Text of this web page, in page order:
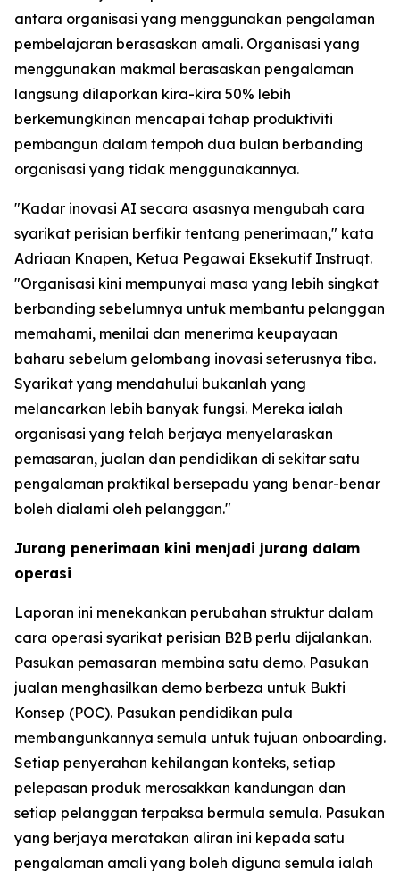
antara organisasi yang menggunakan pengalaman
pembelajaran berasaskan amali. Organisasi yang
menggunakan makmal berasaskan pengalaman
langsung dilaporkan kira-kira 50% lebih
berkemungkinan mencapai tahap produktiviti
pembangun dalam tempoh dua bulan berbanding
organisasi yang tidak menggunakannya.
"Kadar inovasi AI secara asasnya mengubah cara
syarikat perisian berfikir tentang penerimaan," kata
Adriaan Knapen, Ketua Pegawai Eksekutif Instruqt.
"Organisasi kini mempunyai masa yang lebih singkat
berbanding sebelumnya untuk membantu pelanggan
memahami, menilai dan menerima keupayaan
baharu sebelum gelombang inovasi seterusnya tiba.
Syarikat yang mendahului bukanlah yang
melancarkan lebih banyak fungsi. Mereka ialah
organisasi yang telah berjaya menyelaraskan
pemasaran, jualan dan pendidikan di sekitar satu
pengalaman praktikal bersepadu yang benar-benar
boleh dialami oleh pelanggan."
Jurang penerimaan kini menjadi jurang dalam
operasi
Laporan ini menekankan perubahan struktur dalam
cara operasi syarikat perisian B2B perlu dijalankan.
Pasukan pemasaran membina satu demo. Pasukan
jualan menghasilkan demo berbeza untuk Bukti
Konsep (POC). Pasukan pendidikan pula
membangunkannya semula untuk tujuan onboarding.
Setiap penyerahan kehilangan konteks, setiap
pelepasan produk merosakkan kandungan dan
setiap pelanggan terpaksa bermula semula. Pasukan
yang berjaya meratakan aliran ini kepada satu
pengalaman amali yang boleh diguna semula ialah